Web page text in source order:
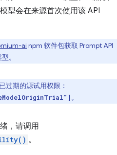
型会在来源首次使用该 API
ai npm 软件包获取 Prompt API
。
过期的源试用权限：
。
，请调用
。